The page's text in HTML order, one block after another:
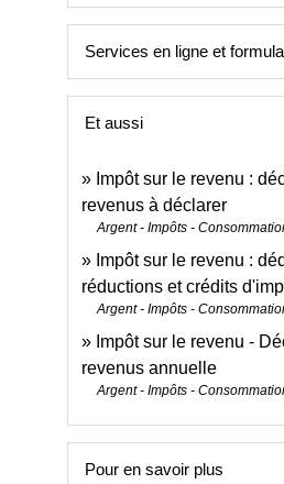
Services en ligne et
Et aussi
Impôt sur le revenu :
revenus à déclarer
Argent - Impôts -
Impôt sur le revenu :
réductions et crédits
Argent - Impôts -
Impôt sur le revenu -
revenus annuelle
Argent - Impôts -
Pour en savoir plus